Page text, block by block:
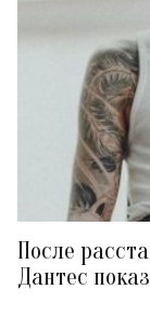
После
Дантес